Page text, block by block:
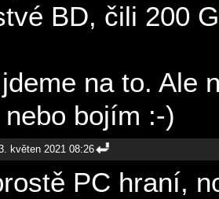
BD, čili 200
na to. Ale
bojím :-)
květen 2021 08:26
PC hraní,